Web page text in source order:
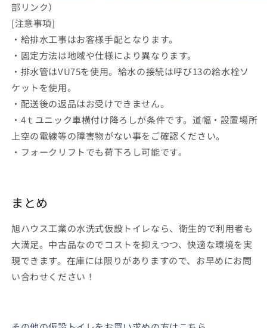
部リンク）
[注意事項]
・給排水工事はお客様手配となります。
・固定方法は地域や仕様により異なります。
・排水管はVU75を使用。給水の接続は呼び13の給水栓ソ
ケットを使用。
・配送後の返品はお受けできません。
・4ｔユニック車横付け降ろしが条件です。道幅・設置場所
上空の電線等の障害物がない事をご確認ください。
・フォークリフトでも荷下ろし可能です。
まとめ
旭ハウス工業の水洗式仮設トイレなら、衛生的で利用者も
大満足。中古品なのでコストを抑えつつ、快適な環境を実
現できます。在庫には限りがありますので、お早めにお問
い合わせください！